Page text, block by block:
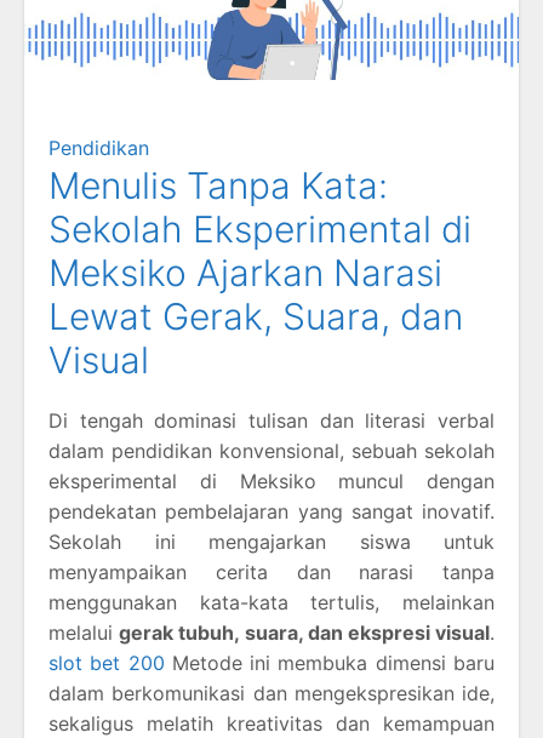
Pendidikan
Menulis Tanpa Kata:
Sekolah Eksperimental di
Meksiko Ajarkan Narasi
Lewat Gerak, Suara, dan
Visual
Di tengah dominasi tulisan dan literasi verbal
dalam pendidikan konvensional, sebuah sekolah
eksperimental di Meksiko muncul dengan
pendekatan pembelajaran yang sangat inovatif.
Sekolah ini mengajarkan siswa untuk
menyampaikan cerita dan narasi tanpa
menggunakan kata-kata tertulis, melainkan
melaluigerak tubuh, suara, dan ekspresi visual.
slot bet 200 Metode ini membuka dimensi baru
dalam berkomunikasi dan mengekspresikan ide,
sekaligus melatih kreativitas dan kemampuan